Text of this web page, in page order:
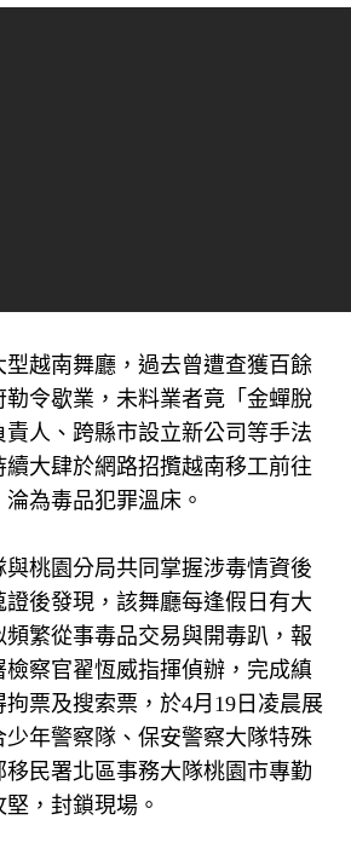
越南舞廳，過去曾遭查獲百餘
勒令歇業，未料業者竟「金蟬脫
人、跨縣市設立新公司等手法
續大肆於網路招攬越南移工前往
為毒品犯罪溫床。
桃園分局共同掌握涉毒情資後
後發現，該舞廳每逢假日有大
繁從事毒品交易與開毒趴，報
察官翟恆威指揮偵辦，完成縝
票及搜索票，於4月19日凌晨展
少年警察隊、保安警察大隊特殊
民署北區事務大隊桃園市專勤
，封鎖現場。